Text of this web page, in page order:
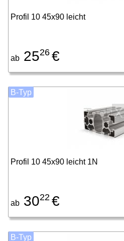
Profil 10 45x90 leicht
ab 2526 €
Profil 10 45x90 leicht 1N
ab 3022 €
B-Typ
B-Typ